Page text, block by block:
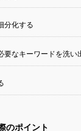
分化する
要なキーワードを洗い
のポイント